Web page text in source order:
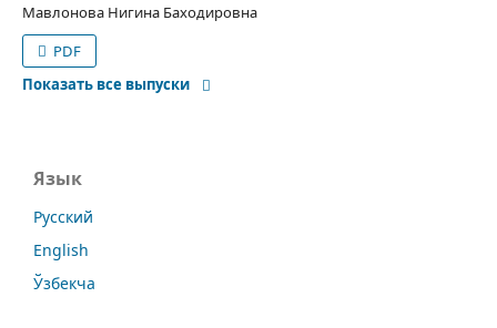
Мавлонова Нигина Баходировна
PDF
Показать все выпуски
Язык
Русский
English
Ўзбекча